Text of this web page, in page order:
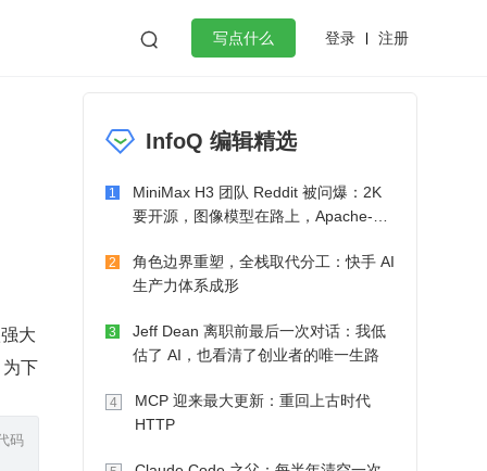
 写点什么 登录 注册
微服务架构 flutter
大
下
码
InfoQ 编辑精选
1
MiniMax H3 团队 Reddit 被问爆：2K
要开源，图像模型在路上，Apache-2.0
2
角色边界重塑，全栈取代分工：快手 AI
生产力体系成形
3
Jeff Dean 离职前最后一次对话：我低
估了 AI，也看清了创业者的唯一生路
4
MCP 迎来最大更新：重回上古时代
HTTP